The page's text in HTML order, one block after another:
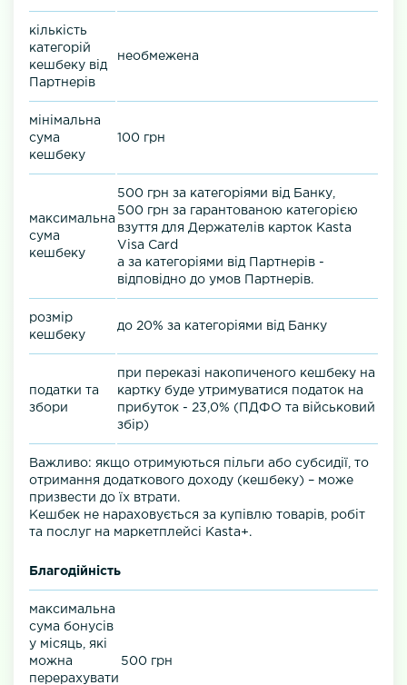
кількість
категорій
кешбеку від
Партнерів
необмежена
мінімальна
сума
кешбеку
100 грн
максимальна
сума
кешбеку
500 грн за категоріями від Банку,
500 грн за гарантованою категорією
взуття для Держателів карток Kasta
Visa Card
а за категоріями від Партнерів -
відповідно до умов Партнерів.
розмір
кешбеку
до 20% за категоріями від Банку
податки та
збори
при переказі накопиченого кешбеку на
картку буде утримуватися податок на
прибуток - 23,0% (ПДФО та військовий
збір)
Важливо: якщо отримуються пільги або субсидії, то
отримання додаткового доходу (кешбеку) – може
призвести до їх втрати.
Кешбек не нараховується за купівлю товарів, робіт
та послуг на маркетплейсі Kasta+.
Благодійність
максимальна
сума бонусів
у місяць, які
можна
перерахувати
500 грн